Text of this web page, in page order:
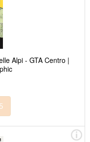
Alpi - GTA Centro |